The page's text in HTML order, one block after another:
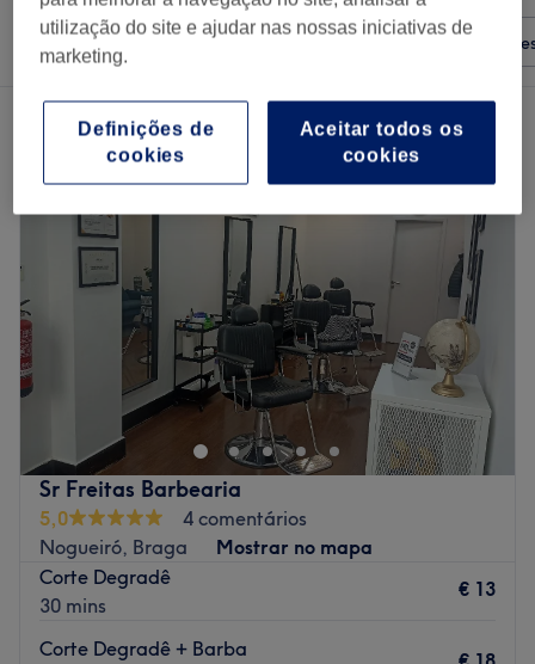
Ordenar por Qualquer preço Ofertas
Um centro que oferece:
Sr Freitas Barbearia
5,0
4 comentários
Nogueiró, Braga
Mostrar no mapa
Corte Degradê
30 mins
€ 13
Corte Degradê + Barba
utilização do site e ajudar nas nossas iniciativas de
marketing.
Aceitar todos os
cookies
Definições de
cookies